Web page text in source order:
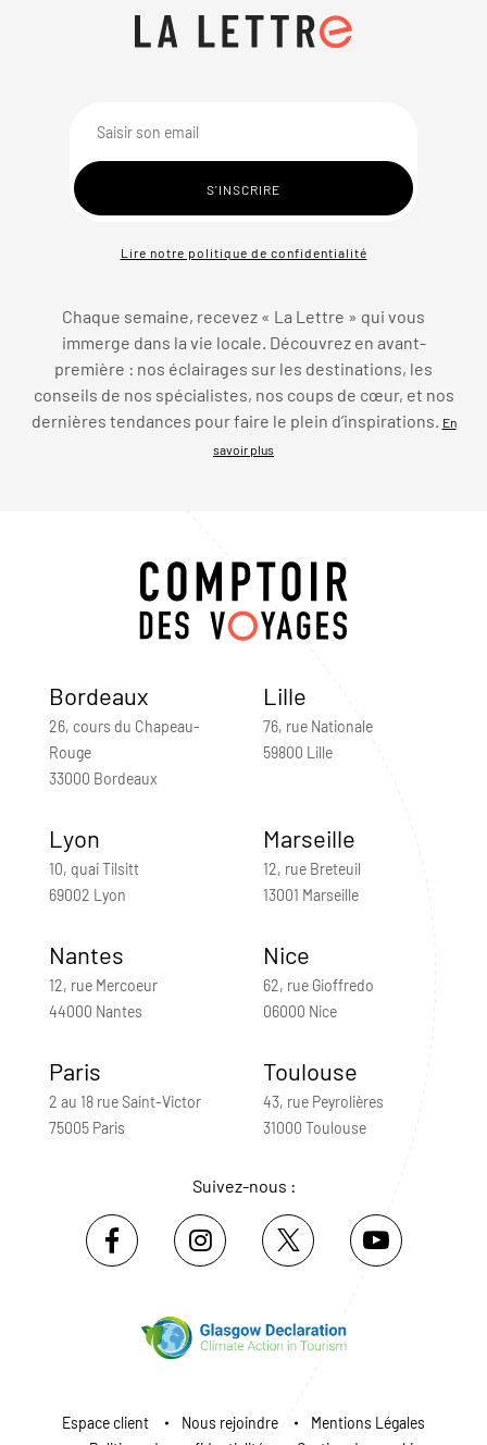
Lire notre politique de confidentialité
Chaque semaine, recevez « La Lettre » qui vous
immerge dans la vie locale. Découvrez en avant-
première : nos éclairages sur les destinations, les
conseils de nos spécialistes, nos coups de cœur, et nos
dernières tendances pour faire le plein d’inspirations. En
savoir plus
Bordeaux
26, cours du Chapeau-
Rouge
33000 Bordeaux
Lille
76, rue Nationale
59800 Lille
Lyon
10, quai Tilsitt
69002 Lyon
Marseille
12, rue Breteuil
13001 Marseille
Nantes
12, rue Mercoeur
44000 Nantes
Nice
62, rue Gioffredo
06000 Nice
Paris
2 au 18 rue Saint-Victor
75005 Paris
Toulouse
43, rue Peyrolières
31000 Toulouse
Suivez-nous :
Espace client Nous rejoindre
Mentions Légales